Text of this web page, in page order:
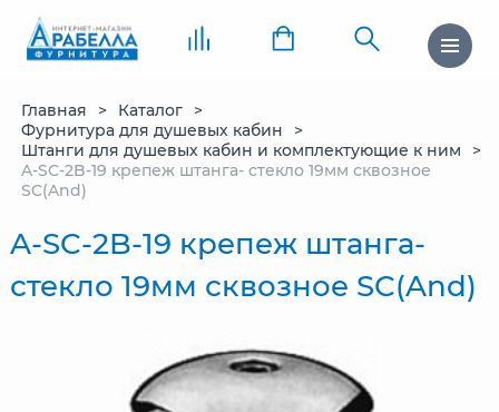
Главная
Каталог
Фурнитура для душевых кабин
Штанги для душевых кабин и комплектующие к ним
A-SC-2B-19 крепеж штанга- стекло 19мм сквозное
SC(And)
A-SC-2B-19 крепеж штанга-
стекло 19мм сквозное SC(And)